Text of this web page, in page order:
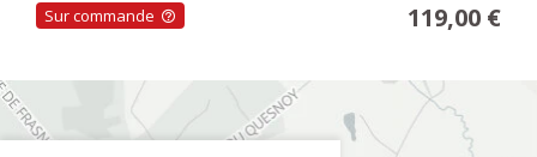
Sur commande 119,00 €